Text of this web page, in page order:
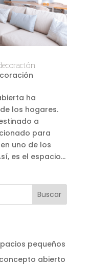
ha
los hogares.
a
para
uno de los
es el espacio...
Buscar
pequeños
abierto